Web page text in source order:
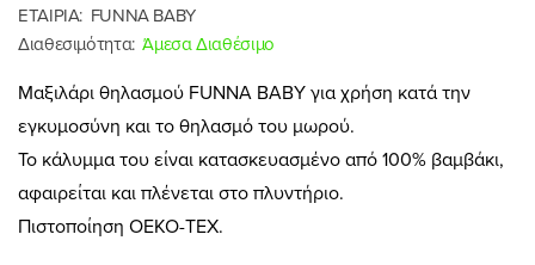
ΕΤΑΙΡΙΑ: FUNNA BABY
Διαθεσιμότητα: Άμεσα Διαθέσιμο
Μαξιλάρι θηλασμού FUNNA BABY για χρήση κατά την
εγκυμοσύνη και το θηλασμό του μωρού.
Το κάλυμμα του είναι κατασκευασμένο από 100% βαμβάκι,
αφαιρείται και πλένεται στο πλυντήριο.
Πιστοποίηση OEKO-TEX.